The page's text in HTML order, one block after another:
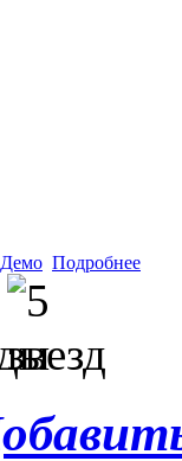
Демо Подробнее